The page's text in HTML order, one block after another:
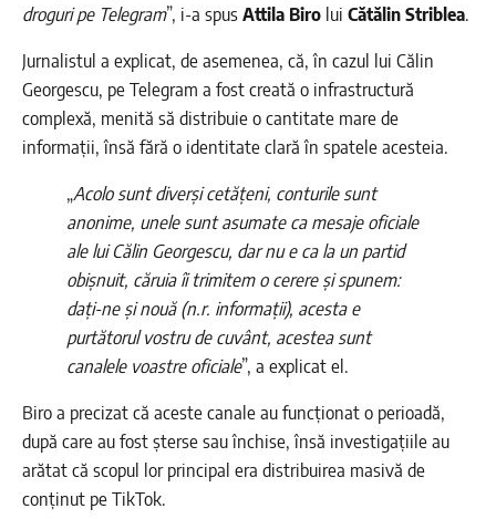
droguri pe Telegram”, i-a spusAttila Biro lui Cătălin Striblea.
Jurnalistul a explicat, de asemenea, că, în cazul lui Călin
Georgescu, pe Telegram a fost creată o infrastructură
complexă, menită să distribuie o cantitate mare de
informații, însă fără o identitate clară în spatele acesteia.
„Acolo sunt diverși cetățeni, conturile sunt
anonime, unele sunt asumate ca mesaje oficiale
ale lui Călin Georgescu, dar nu e ca la un partid
obișnuit, căruia îi trimitem o cerere și spunem:
dați-ne și nouă (n.r. informații), acesta e
purtătorul vostru de cuvânt, acestea sunt
canalele voastre oficiale”, a explicat el.
Biro a precizat că aceste canale au funcționat o perioadă,
după care au fost șterse sau închise, însă investigațiile au
arătat că scopul lor principal era distribuirea masivă de
conținut pe TikTok.